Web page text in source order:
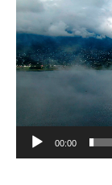
de
vídeo
00:00